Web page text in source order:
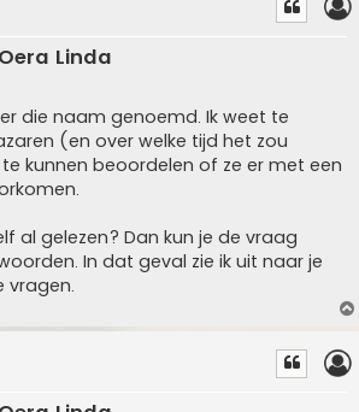
Linda
die naam genoemd. Ik weet te
(en over welke tijd het zou
kunnen beoordelen of ze er met een
al gelezen? Dan kun je de vraag
In dat geval zie ik uit naar je
vragen.